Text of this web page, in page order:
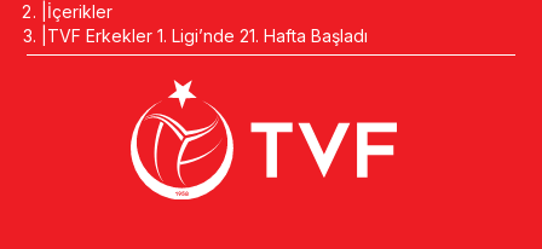
İçerikler
TVF Erkekler 1. Ligi’nde 21. Hafta Başladı